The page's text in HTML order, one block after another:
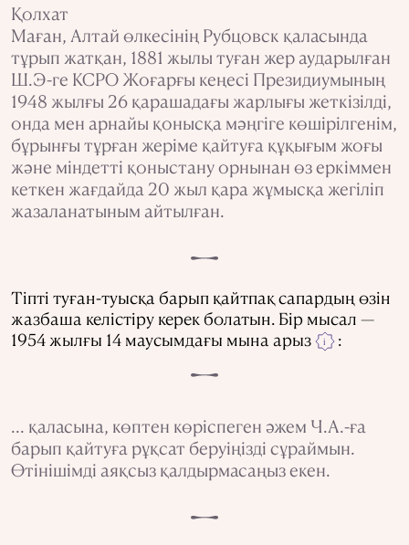
Қолхат
Маған, Алтай өлкесінің Рубцовск қаласында
тұрып жатқан, 1881 жылы туған жер аударылған
Ш.Э-ге КСРО Жоғарғы кеңесі Президиумының
1948 жылғы 26 қарашадағы жарлығы жеткізілді,
онда мен арнайы қонысқа мәңгіге көшірілгенім,
бұрынғы тұрған жеріме қайтуға құқығым жоғы
және міндетті қоныстану орнынан өз еркіммен
кеткен жағдайда 20 жыл қара жұмысқа жегіліп
жазаланатыным айтылған.
Тіпті туған-туысқа барып қайтпақ сапардың өзін
жазбаша келістіру керек болатын. Бір мысал —
1954 жылғы 14 маусымдағы мына арыз
i :
... қаласына, көптен көріспеген әжем Ч.А.-ға
барып қайтуға рұқсат беруіңізді сұраймын.
Өтінішімді аяқсыз қалдырмасаңыз екен.